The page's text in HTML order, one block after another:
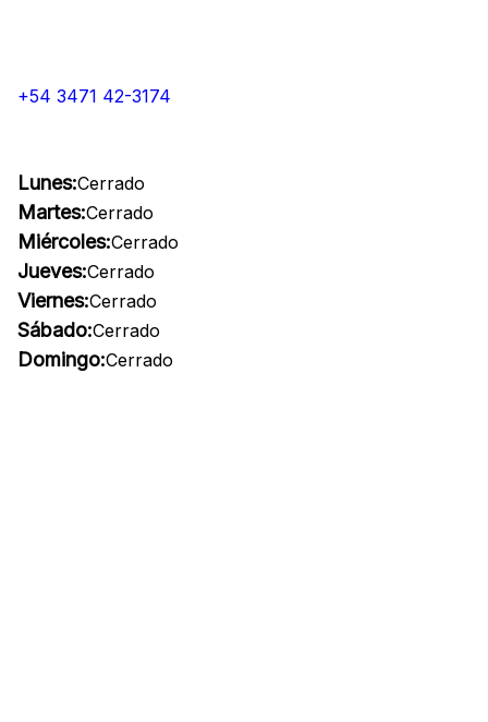
+54 3471 42-3174
Lunes:Cerrado
Martes:Cerrado
Miércoles:Cerrado
Jueves:Cerrado
Viernes:Cerrado
Sábado:Cerrado
Domingo:Cerrado